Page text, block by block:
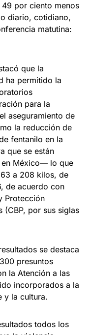
por ciento menos
diario, cotidiano,
matutina:
que la
ha permitido la
para la
aseguramiento de
la reducción de
fentanilo en la
que se están
en México— lo que
a 208 kilos, de
de acuerdo con
Protección
(CBP, por sus siglas
se destaca
presuntos
la Atención a las
incorporados a la
y la cultura.
todos los